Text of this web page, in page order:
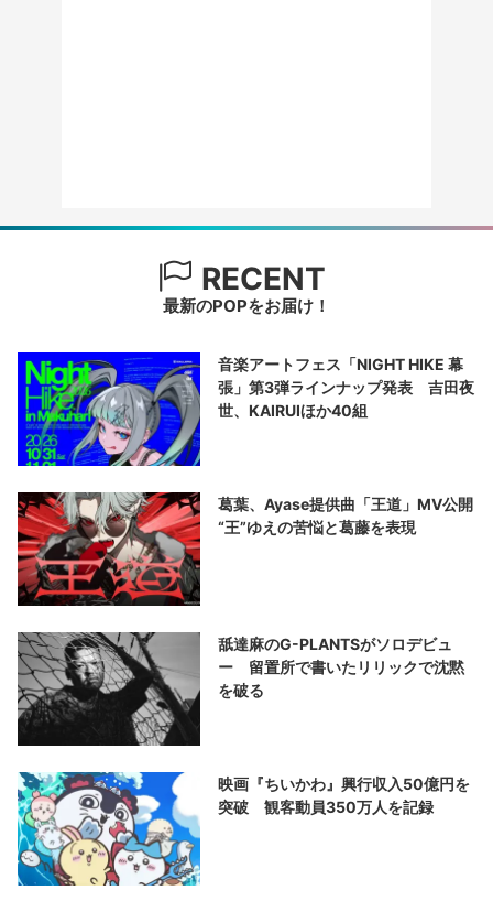
RECENT
最新のPOPをお届け！
音楽アートフェス「NIGHT HIKE 幕
張」第3弾ラインナップ発表 吉田夜
世、KAIRUIほか40組
葛葉、Ayase提供曲「王道」MV公開
“王”ゆえの苦悩と葛藤を表現
舐達麻のG-PLANTSがソロデビュ
ー 留置所で書いたリリックで沈黙
を破る
映画『ちいかわ』興行収入50億円を
突破 観客動員350万人を記録